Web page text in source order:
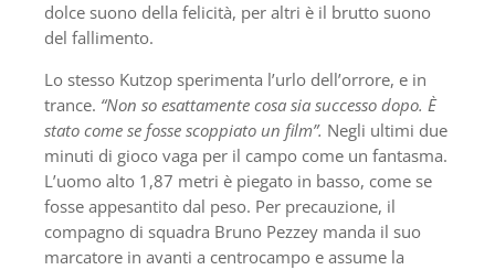
dolce suono della felicità, per altri è il brutto suono
del fallimento.
Lo stesso Kutzop sperimenta l’urlo dell’orrore, e in
trance. “Non so esattamente cosa sia successo dopo. È
stato come se fosse scoppiato un film”. Negli ultimi due
minuti di gioco vaga per il campo come un fantasma.
L’uomo alto 1,87 metri è piegato in basso, come se
fosse appesantito dal peso. Per precauzione, il
compagno di squadra Bruno Pezzey manda il suo
marcatore in avanti a centrocampo e assume la